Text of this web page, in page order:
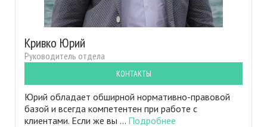
Кривко Юрий
Руководитель отдела
КОНТАКТЫ
Юрий обладает обширной нормативно-правовой
базой и всегда компетентен при работе с
клиентами. Если же вы ... Подробнее